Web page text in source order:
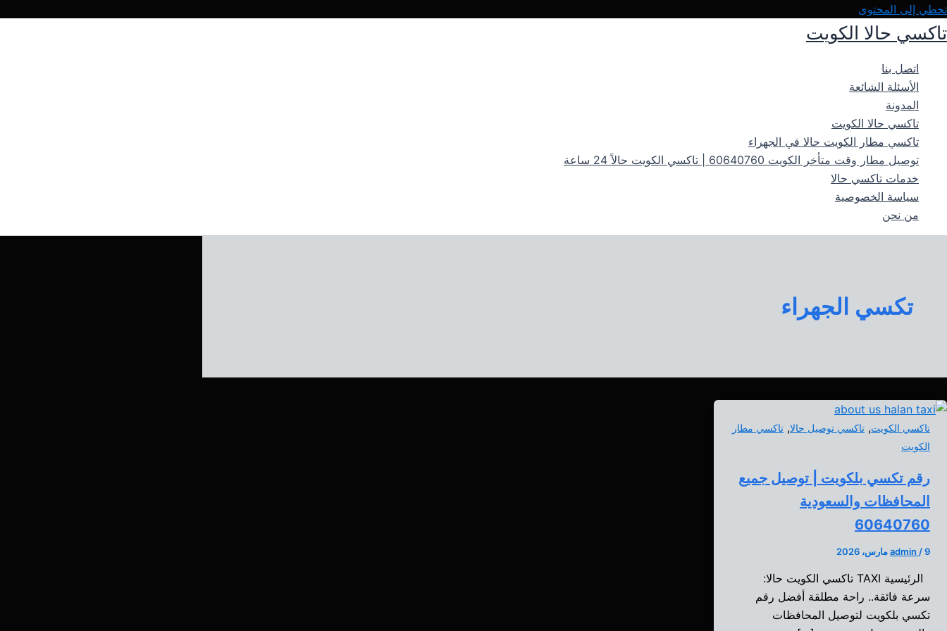
تخطي إلى المحتوى
تاكسي حالا الكويت
اتصل بنا
الأسئلة الشائعة
المدونة
تاكسي حالا الكويت
تاكسي مطار الكويت حالا في الجهراء
توصيل مطار وقت متأخر الكويت 60640760 | تاكسي الكويت حالاً 24 ساعة
خدمات تاكسي حالا
سياسة الخصوصية
من نحن
تكسي الجهراء
تاكسي الكويت, تاكسي توصيل حالا, تاكسي مطار
الكويت
رقم تكسي بلكويت | توصيل جميع
المحافظات والسعودية
60640760
admin /9 مارس، 2026
الرئيسية TAXI تاكسي الكويت حالا:
سرعة فائقة.. راحة مطلقة أفضل رقم
تكسي بلكويت لتوصيل المحافظات